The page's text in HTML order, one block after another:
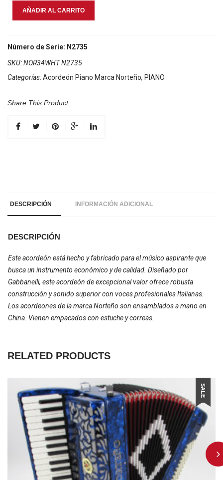
Acordeon
34
5
Registros
cantidad
AÑADIR AL CARRITO
Número de Serie: N2735
SKU:NOR34WHT N2735
Categorías:Acordeón Piano Marca Norteño, PIANO
Share This Product
DESCRIPCIÓN INFORMACIÓN ADICIONAL
DESCRIPCIÓN
Este acordeón está hecho y fabricado para el músico aspirante que
busca un instrumento económico y de calidad. Diseñado por
Gabbanelli, este acordeón de excepcional valor ofrece robusta
construcción y sonido superior con voces profesionales Italianas.
Los acordeones de la marca Norteño son ensamblados a mano en
China. Vienen empacados con estuche y correas.
RELATED PRODUCTS
SALE